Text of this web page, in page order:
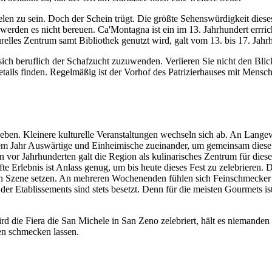
zu sein. Doch der Schein trügt. Die größte Sehenswürdigkeit
es nicht bereuen. Ca'Montagna ist ein im 13. Jahrhundert
Zentrum samt Bibliothek genutzt wird, galt vom 13. bis 17.
beruflich der Schafzucht zuzuwenden. Verlieren Sie nicht den
finden. Regelmäßig ist der Vorhof des Patrizierhauses mit
Kleinere kulturelle Veranstaltungen wechseln sich ab. An
Auswärtige und Einheimische zueinander, um gemeinsam
Jahrhunderten galt die Region als kulinarisches Zentrum für
Erlebnis ist Anlass genug, um bis heute dieses Fest zu
setzen. An mehreren Wochenenden fühlen sich
Etablissements sind stets besetzt. Denn für die meisten Gourmets
Fiera die San Michele in San Zeno zelebriert, hält es
schmecken lassen.